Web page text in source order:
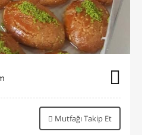
Mutfağı Takip Et